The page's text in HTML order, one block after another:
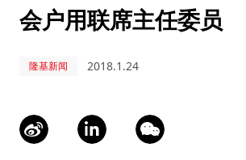
会户用联席主任委员
隆基新闻 2018.1.24